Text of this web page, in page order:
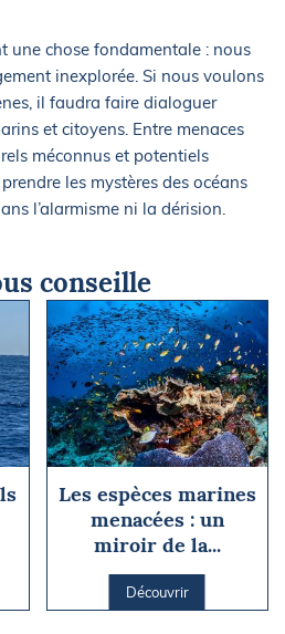
une chose fondamentale : nous
inexplorée. Si nous voulons
il faudra faire dialoguer
et citoyens. Entre menaces
méconnus et potentiels
les mystères des océans
l’alarmisme ni la dérision.
conseille
Les espèces marines
menacées : un
miroir de la...
Découvrir